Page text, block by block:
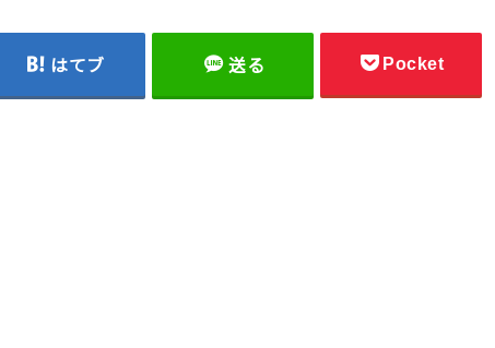
はてブ 送る Pocket